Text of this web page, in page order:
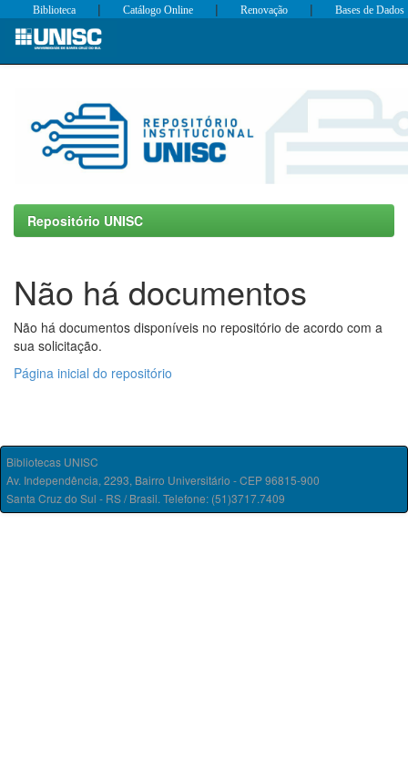
Skip
Biblioteca | Catálogo Online | Renovação | Bases de Dados
Repositório UNISC
Não há documentos
Não há documentos disponíveis no repositório de acordo com a
sua solicitação.
Página inicial do repositório
Bibliotecas UNISC
Av. Independência, 2293, Bairro Universitário - CEP 96815-900
Santa Cruz do Sul - RS / Brasil. Telefone: (51)3717.7409